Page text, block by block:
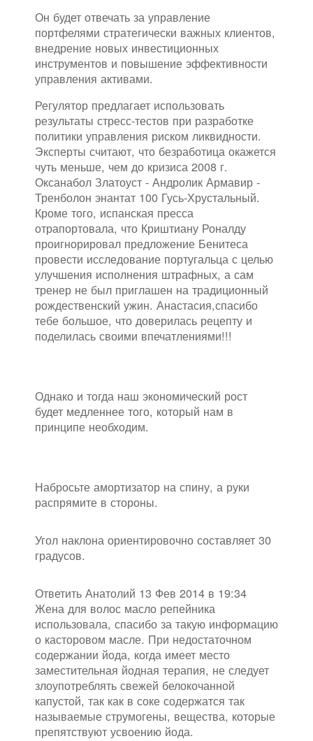
Он будет отвечать за управление
портфелями стратегически важных клиентов,
внедрение новых инвестиционных
инструментов и повышение эффективности
управления активами.
Регулятор предлагает использовать
результаты стресс-тестов при разработке
политики управления риском ликвидности.
Эксперты считают, что безработица окажется
чуть меньше, чем до кризиса 2008 г.
Оксанабол Златоуст - Андролик Армавир -
Тренболон энантат 100 Гусь-Хрустальный.
Кроме того, испанская пресса
отрапортовала, что Криштиану Роналду
проигнорировал предложение Бенитеса
провести исследование португальца с целью
улучшения исполнения штрафных, а сам
тренер не был приглашен на традиционный
рождественский ужин. Анастасия,спасибо
тебе большое, что доверилась рецепту и
поделилась своими впечатлениями!!!
Однако и тогда наш экономический рост
будет медленнее того, который нам в
принципе необходим.
Набросьте амортизатор на спину, а руки
распрямите в стороны.
Угол наклона ориентировочно составляет 30
градусов.
Ответить Анатолий 13 Фев 2014 в 19:34
Жена для волос масло репейника
использовала, спасибо за такую информацию
о касторовом масле. При недостаточном
содержании йода, когда имеет место
заместительная йодная терапия, не следует
злоупотреблять свежей белокочанной
капустой, так как в соке содержатся так
называемые струмогены, вещества, которые
препятствуют усвоению йода.